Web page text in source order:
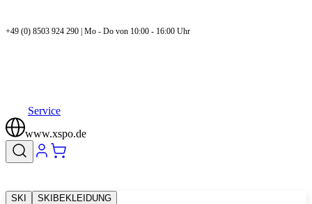
+49 (0) 8503 924 290 | Mo - Do von 10:00 - 16:00 Uhr
Service
www.xspo.de
SKI SKIBEKLEIDUNG